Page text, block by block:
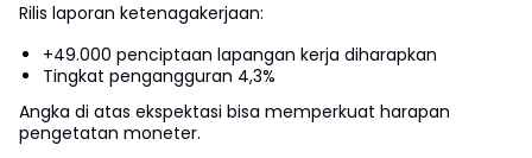
Rilis laporan ketenagakerjaan:
+49.000 penciptaan lapangan kerja diharapkan
Tingkat pengangguran 4,3%
Angka di atas ekspektasi bisa memperkuat harapan
pengetatan moneter.